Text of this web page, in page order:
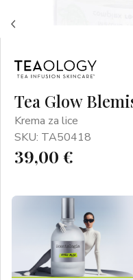
Tea Glow
Krema za lice
SKU: TA50418
39,00 €